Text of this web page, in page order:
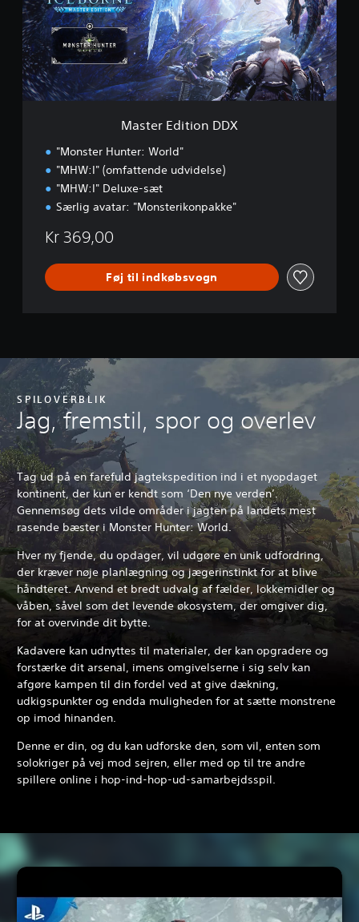
r
E
d
i
t
i
o
Master Edition DDX
"Monster Hunter: World"
"MHW:I" (omfattende udvidelse)
"MHW:I" Deluxe-sæt
Særlig avatar: "Monsterikonpakke"
Kr 369,00
Føj til indkøbsvogn
SPILOVERBLIK
Jag, fremstil, spor og overlev
Tag ud på en farefuld jagtekspedition ind i et nyopdaget
kontinent, der kun er kendt som ‘Den nye verden’.
Gennemsøg dets vilde områder i jagten på landets mest
rasende bæster i Monster Hunter: World.
Hver ny fjende, du opdager, vil udgøre en unik udfordring,
der kræver nøje planlægning og jægerinstinkt for at blive
håndteret. Anvend et bredt udvalg af fælder, lokkemidler og
våben, såvel som det levende økosystem, der omgiver dig,
for at overvinde dit bytte.
Kadavere kan udnyttes til materialer, der kan opgradere og
forstærke dit arsenal, imens omgivelserne i sig selv kan
afgøre kampen til din fordel ved at give dækning,
udkigspunkter og endda muligheden for at sætte monstrene
op imod hinanden.
Denne er din, og du kan udforske den, som vil, enten som
solokriger på vej mod sejren, eller med op til tre andre
spillere online i hop-ind-hop-ud-samarbejdsspil.